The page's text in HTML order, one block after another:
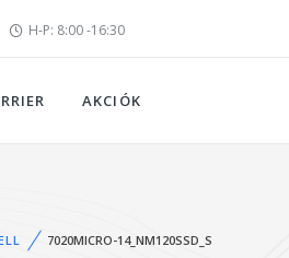
H-P: 8:00 -16:30
AKCIÓK
7020MICRO-14_NM120SSD_S